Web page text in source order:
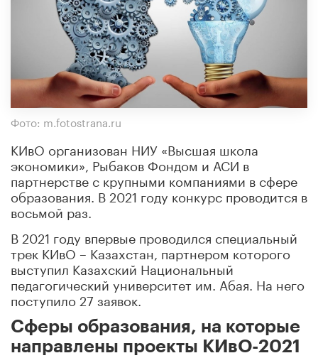
Фото: m.fotostrana.ru
КИвО организован НИУ «Высшая школа
экономики», Рыбаков Фондом и АСИ в
партнерстве с крупными компаниями в сфере
образования. В 2021 году конкурс проводится в
восьмой раз.
В 2021 году впервые проводился специальный
трек КИвО – Казахстан, партнером которого
выступил Казахский Национальный
педагогический университет им. Абая. На него
поступило 27 заявок.
Сферы образования, на которые
направлены проекты КИвО-2021